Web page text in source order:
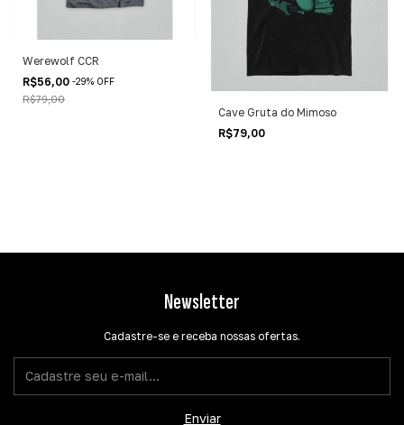
Werewolf CCR
R$56,00 -29% OFF
R$79,00
Cave Gruta do Mimoso
R$79,00
Newsletter
Cadastre-se e receba nossas ofertas.